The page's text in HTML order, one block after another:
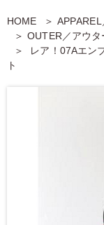
HOME
OUTER／アウタ
レア！07Aエン
ト